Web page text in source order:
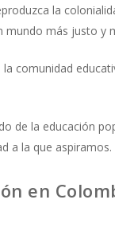
la
mundo más justo y
comunidad
de la educación
a la que aspiramos.
en